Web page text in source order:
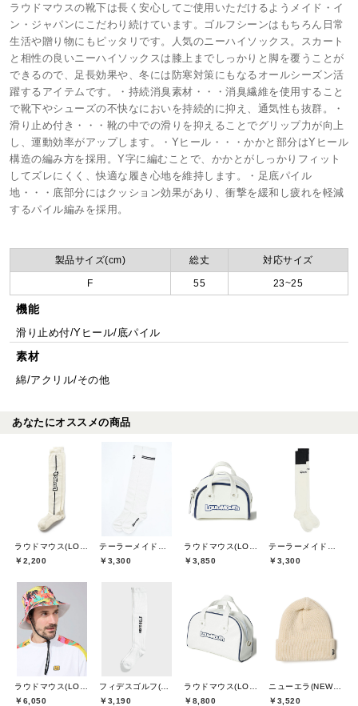
ラウドマウスの靴下は長く安心してご使用いただけるようメイド・イ
ン・ジャパンにこだわり続けています。ゴルフシーンはもちろん日常
生活や贈り物にもピッタリです。人気のニーハイソックス。スカート
と相性の良いニーハイソックスは膝上までしっかりと脚を覆うことが
できるので、足長効果や、冬には防寒対策にもなるオールシーズン活
躍するアイテムです。・持続消臭素材・・・消臭繊維を使用すること
で靴下やシューズの不快なにおいを持続的に抑え、通気性も抜群。・
滑り止め付き・・・靴の中での滑りを抑えることでグリップ力が向上
し、運動効率がアップします。・Yヒール・・・かかと部分はYヒール
構造の編み方を採用。Y字に編むことで、かかとがしっかりフィット
してズレにくく、快適な履き心地を維持します。・足底パイル
地・・・底部分にはクッション効果があり、衝撃を緩和し疲れを軽減
するパイル編みを採用。
製品サイズ(cm) 総丈 対応サイズ
F 55 23~25
機能
滑り止め付/Yヒール/底パイル
素材
綿/アクリル/その他
あなたにオススメの商品
￥2,200
￥3,300
￥3,850
￥3,300
￥6,050
￥3,190
￥8,800
ニューエラ(NEW ERA)
￥3,520